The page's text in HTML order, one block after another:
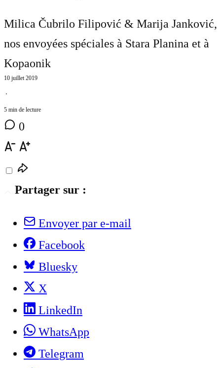
Milica Čubrilo Filipović & Marija Janković,
nos envoyées spéciales à Stara Planina et à
Kopaonik
10 juillet 2019
⋅
5 min de lecture
0
Partager sur :
Envoyer par e-mail
Facebook
Bluesky
X
LinkedIn
WhatsApp
Telegram